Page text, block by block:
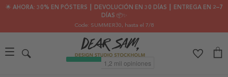
🌟 AHORA: 30% EN PÓSTERS ┃ DEVOLUCIÓN EN 30 DÍAS ┃ ENTREGA EN 2–7
DÍAS 📦✨
Code: SUMMER30, hasta el 7/8